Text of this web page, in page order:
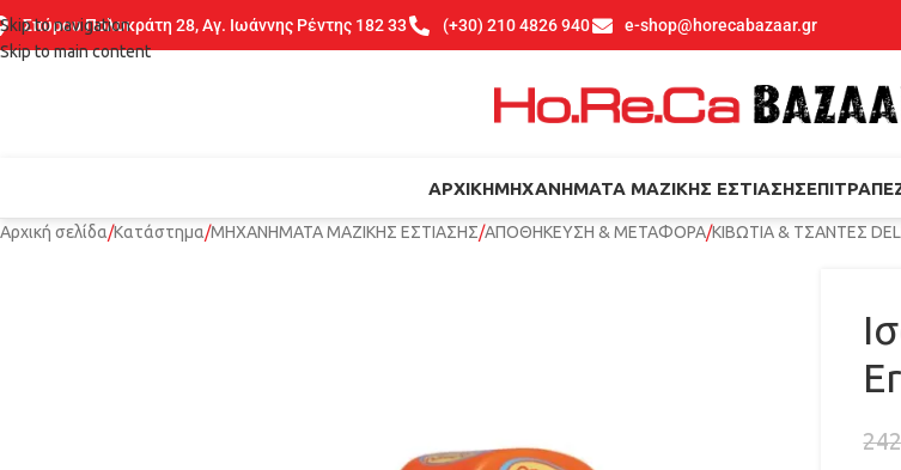
Skip to navigation
Skip to main content
Σπύρου Πολυκράτη 28, Αγ. Ιωάννης Ρέντης 182 33 (+30) 210 4826 940 e-shop@horecabazaar.gr
ΑΡΧΙΚΉΜΗΧΑΝΉΜΑΤΑ ΜΑΖΙΚΉΣ ΕΣΤΊΑΣΗΣ
Αρχική σελίδα Κατάστημα ΜΗΧΑΝΗΜΑΤΑ ΜΑΖΙΚΗΣ ΕΣΤΙΑΣΗΣ ΑΠΟΘΗΚΕΥΣΗ & ΜΕΤΑΦΟΡΑ ΚΙΒΩΤΙΑ & ΤΣΑΝΤΕΣ